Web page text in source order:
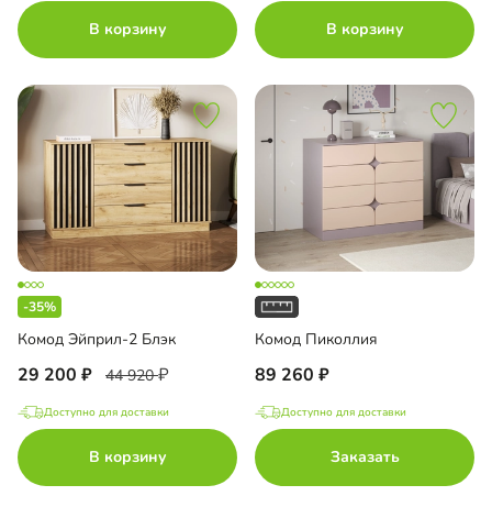
В корзину В корзину
-35%
Комод Эйприл-2 Блэк
29 200 44 920
Доступно для доставки
В корзину
Комод Пиколлия
89 260
Доступно для доставки
Заказать